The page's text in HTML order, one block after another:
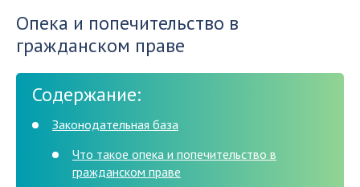
Опека и попечительство в
гражданском праве
Содержание:
Законодательная база
Что такое опека и попечительство в
гражданском праве